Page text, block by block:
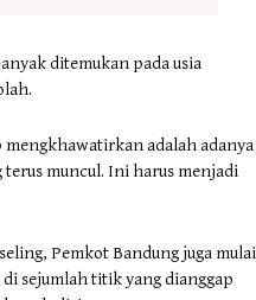
ditemukan pada usia
mengkhawatirkan adalah adanya
muncul. Ini harus menjadi
Pemkot Bandung juga mulai
sejumlah titik yang dianggap